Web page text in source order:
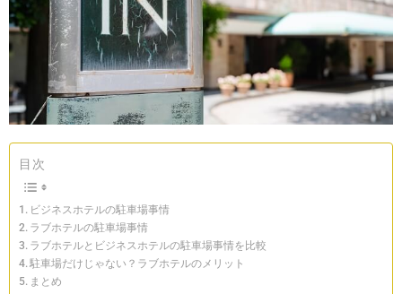
目次
ビジネスホテルの駐車場事情
ラブホテルの駐車場事情
ラブホテルとビジネスホテルの駐車場事情を比較
駐車場だけじゃない？ラブホテルのメリット
まとめ